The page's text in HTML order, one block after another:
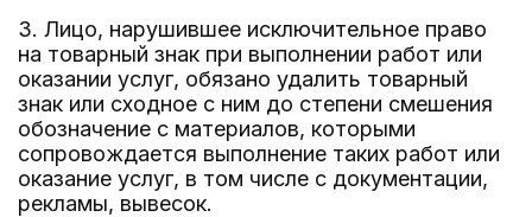
3. Лицо, нарушившее исключительное право
на товарный знак при выполнении работ или
оказании услуг, обязано удалить товарный
знак или сходное с ним до степени смешения
обозначение с материалов, которыми
сопровождается выполнение таких работ или
оказание услуг, в том числе с документации,
рекламы, вывесок.